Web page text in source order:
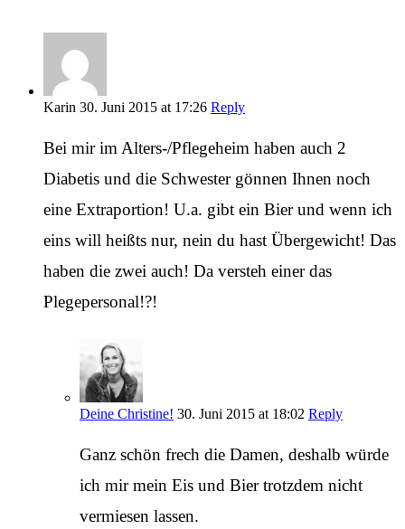
Karin 30. Juni 2015 at 17:26 Reply
Bei mir im Alters-/Pflegeheim haben auch 2
Diabetis und die Schwester gönnen Ihnen noch
eine Extraportion! U.a. gibt ein Bier und wenn ich
eins will heißts nur, nein du hast Übergewicht! Das
haben die zwei auch! Da versteh einer das
Plegepersonal!?!
Deine Christine! 30. Juni 2015 at 18:02 Reply
Ganz schön frech die Damen, deshalb würde
ich mir mein Eis und Bier trotzdem nicht
vermiesen lassen.